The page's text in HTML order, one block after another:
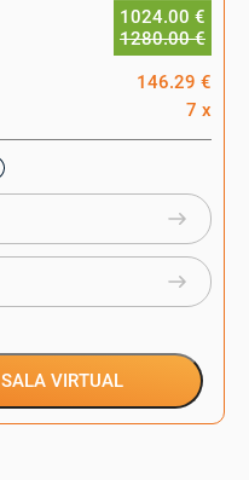
1024.00 €
1280.00 €
146.29 €
7 x
SALA VIRTUAL